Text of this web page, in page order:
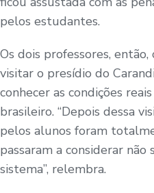
pelos estudantes.
Os dois professores,
visitar o presídio do
conhecer as condições
brasileiro. “Depois dessa
pelos alunos foram
passaram a considerar
sistema”, relembra.